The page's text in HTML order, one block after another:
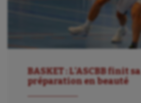
BASKET : L’ASCBB finit sa
préparation en beauté